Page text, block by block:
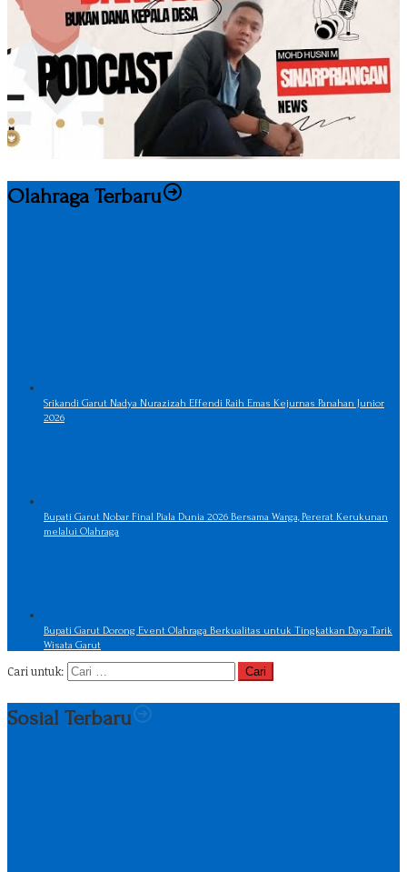
Olahraga Terbaru
Srikandi Garut Nadya Nurazizah Effendi Raih Emas Kejurnas Panahan Junior
2026
Bupati Garut Nobar Final Piala Dunia 2026 Bersama Warga, Pererat Kerukunan
melalui Olahraga
Bupati Garut Dorong Event Olahraga Berkualitas untuk Tingkatkan Daya Tarik
Wisata Garut
Cari untuk:
Sosial Terbaru